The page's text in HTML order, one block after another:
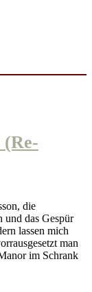
die
und das Gespür
lassen mich
man
im Schrank